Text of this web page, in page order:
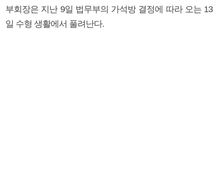
부회장은 지난 9일 법무부의 가석방 결정에 따라 오는 13
일 수형 생활에서 풀려난다.